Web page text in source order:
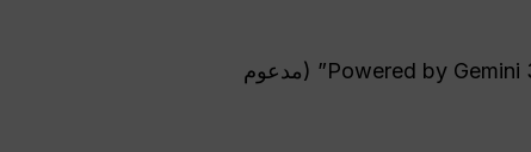
تأكد من ظهور علامة “Powered by Gemini 3 Pro Image” (مدعوم